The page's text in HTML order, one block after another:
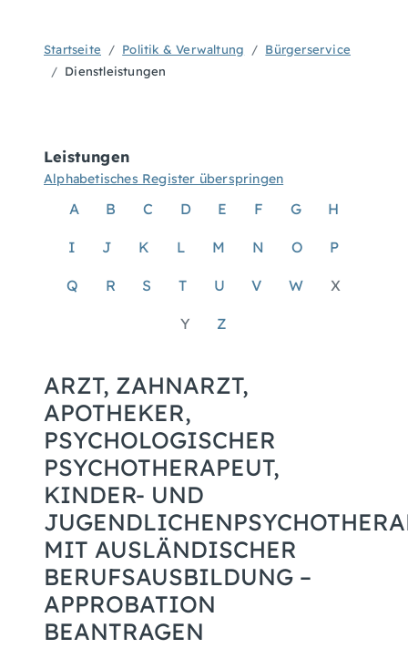
Startseite Politik & Verwaltung
Bürgerservice
Dienstleistungen
Leistungen
Alphabetisches Register überspringen
A B C D E F G H
I J K L M N O P
Q R S T U V W X
Y Z
ARZT, ZAHNARZT,
APOTHEKER,
PSYCHOLOGISCHER
PSYCHOTHERAPEUT,
KINDER- UND
MIT AUSLÄNDISCHER
BERUFSAUSBILDUNG –
APPROBATION
BEANTRAGEN